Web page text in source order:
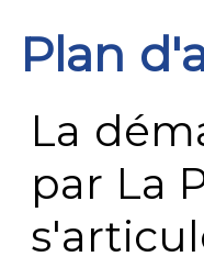
Plan
La
par La